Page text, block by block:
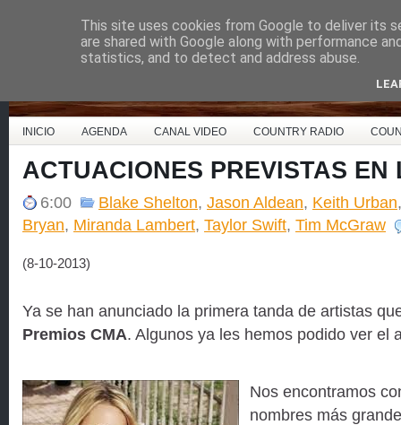
Country Music España
INICIO AGENDA CANAL VIDEO COUNTRY RADIO
ACTUACIONES PREVISTAS EN
6:00 Blake Shelton, Jason Aldean, Keith Urban
Bryan, Miranda Lambert, Taylor Swift, Tim McGraw
(8-10-2013)
Ya se han anunciado la primera tanda de artistas
Premios CMA. Algunos ya les hemos podido ver el
Nos encontramos
nombres más
This site uses cookies from Google to deliver its
are shared with Google along with performance
statistics, and to detect and address abuse.